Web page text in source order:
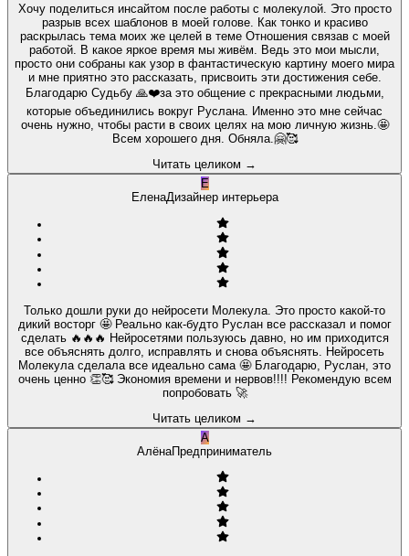
Хочу поделиться инсайтом после работы с молекулой. Это просто
разрыв всех шаблонов в моей голове. Как тонко и красиво
раскрылась тема моих же целей в теме Отношения связав с моей
работой. В какое яркое время мы живём. Ведь это мои мысли,
просто они собраны как узор в фантастическую картину моего мира
и мне приятно это рассказать, присвоить эти достижения себе.
Благодарю Судьбу 🙏❤️за это общение с прекрасными людьми,
которые объединились вокруг Руслана. Именно это мне сейчас
очень нужно, чтобы расти в своих целях на мою личную жизнь.🤩
Всем хорошего дня. Обняла.🤗🥰
Читать целиком →
Е
ЕленаДизайнер интерьера
Только дошли руки до нейросети Молекула. Это просто какой-то
дикий восторг 🤩 Реально как-будто Руслан все рассказал и помог
сделать 🔥🔥🔥 Нейросетями пользуюсь давно, но им приходится
все объяснять долго, исправлять и снова объяснять. Нейросеть
Молекула сделала все идеально сама 🤩 Благодарю, Руслан, это
очень ценно 👏🥰 Экономия времени и нервов!!!! Рекомендую всем
попробовать 🚀
Читать целиком →
А
АлёнаПредприниматель